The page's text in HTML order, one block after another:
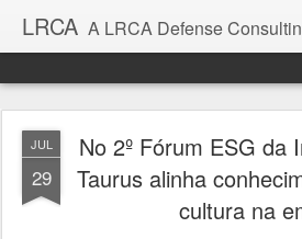
LRCA A LRCA Defense Consulting é uma entidade sem fins lucrativos que se dedica a produzir e divulgar notícias e análises sobre as
JUL
29
No 2º Fórum ESG da
Taurus alinha
cultura na